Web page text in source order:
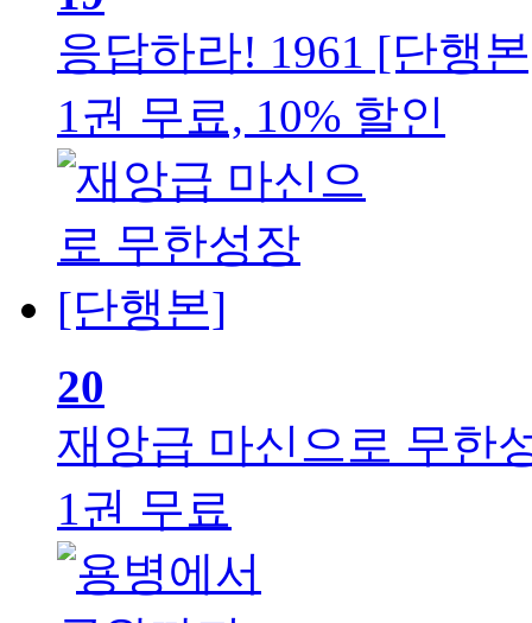
응답하라! 1961 [단행
1권 무료, 10% 할인
20
재앙급 마신으로 무한
1권 무료